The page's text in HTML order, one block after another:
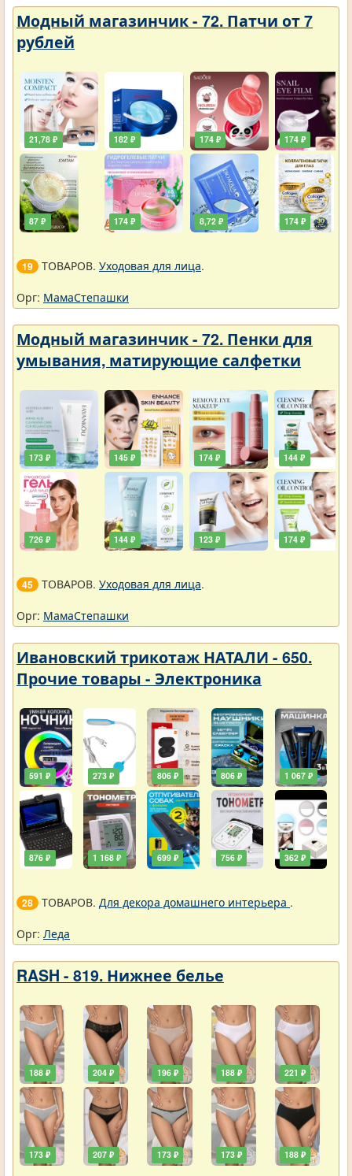
Модный магазинчик - 72. Патчи от 7
рублей
21,78 ₽
87 ₽
182 ₽
174 ₽
174 ₽
8,72 ₽
174 ₽
174 ₽
19 ТОВАРОВ. Уходовая для лица.
Орг: МамаСтепашки
Модный магазинчик - 72. Пенки для
умывания, матирующие салфетки
173 ₽
726 ₽
145 ₽
144 ₽
174 ₽
123 ₽
144 ₽
174 ₽
45 ТОВАРОВ. Уходовая для лица.
Орг: МамаСтепашки
Ивановский трикотаж НАТАЛИ - 650.
Прочие товары - Электроника
591 ₽
876 ₽
273 ₽
1 168 ₽
806 ₽
699 ₽
806 ₽
756 ₽
1 067 ₽
362 ₽
28 ТОВАРОВ. Для декора домашнего интерьера .
Орг: Леда
RASH - 819. Нижнее белье
188 ₽
173 ₽
204 ₽
207 ₽
196 ₽
173 ₽
188 ₽
173 ₽
221 ₽
188 ₽